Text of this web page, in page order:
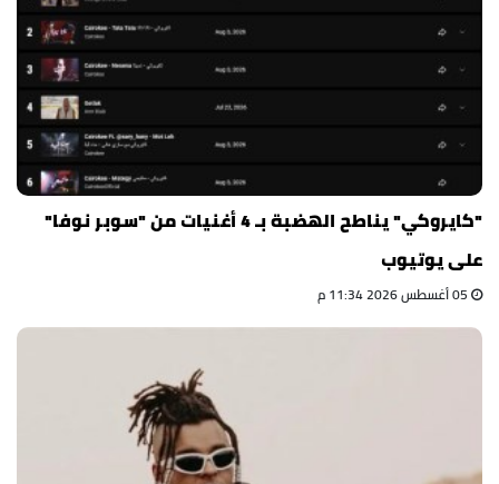
"كايروكي" يناطح الهضبة بـ 4 أغنيات من "سوبر نوفا"
على يوتيوب